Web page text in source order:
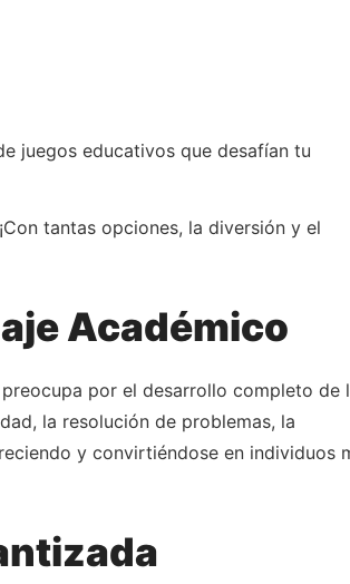
juegos educativos que desafían tu
tantas opciones, la diversión y el
Académico
por el desarrollo completo de
la resolución de problemas, la
y convirtiéndose en individuos